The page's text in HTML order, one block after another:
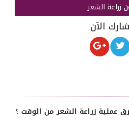
زراعة الشعر
شارك الآن
عملية زراعة الشعر من الوقت ؟